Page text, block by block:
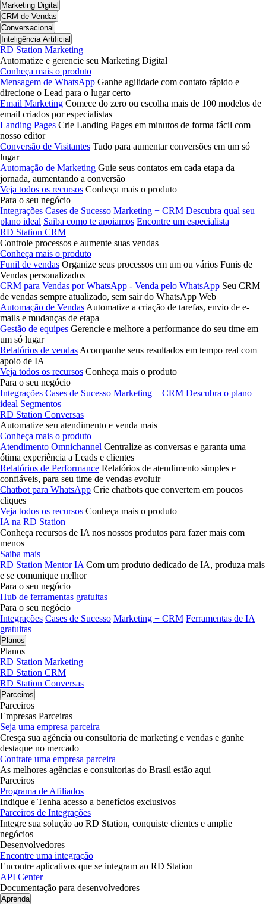
Marketing Digital
CRM de Vendas
Conversacional
Inteligência Artificial
RD Station Marketing
Automatize e gerencie seu Marketing Digital
Conheça mais o produto
Mensagem de WhatsApp Ganhe agilidade com contato rápido e
direcione o Lead para o lugar certo
Email Marketing Comece do zero ou escolha mais de 100 modelos de
email criados por especialistas
Landing Pages Crie Landing Pages em minutos de forma fácil com
nosso editor
Conversão de Visitantes Tudo para aumentar conversões em um só
lugar
Automação de Marketing Guie seus contatos em cada etapa da
jornada, aumentando a conversão
Veja todos os recursos Conheça mais o produto
Para o seu negócio
Integrações Cases de Sucesso Marketing + CRM Descubra qual seu
plano ideal Saiba como te apoiamos Encontre um especialista
RD Station CRM
Controle processos e aumente suas vendas
Conheça mais o produto
Funil de vendas Organize seus processos em um ou vários Funis de
Vendas personalizados
CRM para Vendas por WhatsApp - Venda pelo WhatsApp Seu CRM
de vendas sempre atualizado, sem sair do WhatsApp Web
Automação de Vendas Automatize a criação de tarefas, envio de e-
mails e mudanças de etapa
Gestão de equipes Gerencie e melhore a performance do seu time em
um só lugar
Relatórios de vendas Acompanhe seus resultados em tempo real com
apoio de IA
Veja todos os recursos Conheça mais o produto
Para o seu negócio
Integrações Cases de Sucesso Marketing + CRM Descubra o plano
ideal Segmentos
RD Station Conversas
Automatize seu atendimento e venda mais
Conheça mais o produto
Atendimento Omnichannel Centralize as conversas e garanta uma
ótima experiência a Leads e clientes
Relatórios de Performance Relatórios de atendimento simples e
confiáveis, para seu time de vendas evoluir
Chatbot para WhatsApp Crie chatbots que convertem em poucos
cliques
Veja todos os recursos Conheça mais o produto
IA na RD Station
Conheça recursos de IA nos nossos produtos para fazer mais com
menos
Saiba mais
RD Station Mentor IA Com um produto dedicado de IA, produza mais
e se comunique melhor
Para o seu negócio
Hub de ferramentas gratuitas
Para o seu negócio
Integrações Cases de Sucesso Marketing + CRM Ferramentas de IA
gratuitas
Planos
Planos
RD Station Marketing
RD Station CRM
RD Station Conversas
Parceiros
Parceiros
Empresas Parceiras
Seja uma empresa parceira
Cresça sua agência ou consultoria de marketing e vendas e ganhe
destaque no mercado
Contrate uma empresa parceira
As melhores agências e consultorias do Brasil estão aqui
Parceiros
Programa de Afiliados
Indique e Tenha acesso a benefícios exclusivos
Parceiros de Integrações
Integre sua solução ao RD Station, conquiste clientes e amplie
negócios
Desenvolvedores
Encontre uma integração
Encontre aplicativos que se integram ao RD Station
API Center
Documentação para desenvolvedores
Aprenda